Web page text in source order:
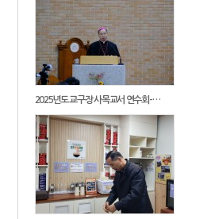
2025년도 교구장 사목교서 연수회-…